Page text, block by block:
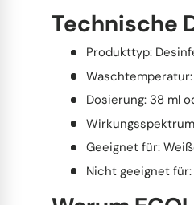
Technische
Produkttyp:
Waschtemperatur:
Dosierung: 38 ml
Geeignet für:
Nicht geeignet